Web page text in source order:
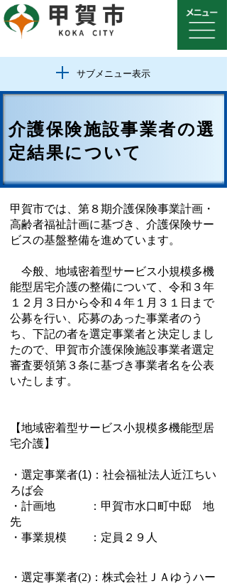
サブメニュー表示
介護保険施設事業者の選
定結果について
甲賀市では、第８期介護保険事業計画・
高齢者福祉計画に基づき、介護保険サー
ビスの基盤整備を進めています。
今般、地域密着型サービス小規模多機
能型居宅介護の整備について、令和３年
１２月３日から令和４年１月３１日まで
公募を行い、応募のあった事業者のう
ち、下記の者を選定事業者と決定しまし
たので、甲賀市介護保険施設事業者選定
審査要領第３条に基づき事業者名を公表
いたします。
【地域密着型サービス小規模多機能型居
宅介護】
・選定事業者(1)：社会福祉法人近江ちい
ろば会
・計画地 ：甲賀市水口町中邸 地
先
・事業規模 ：定員２９人
・選定事業者(2)：株式会社ＪＡゆうハー